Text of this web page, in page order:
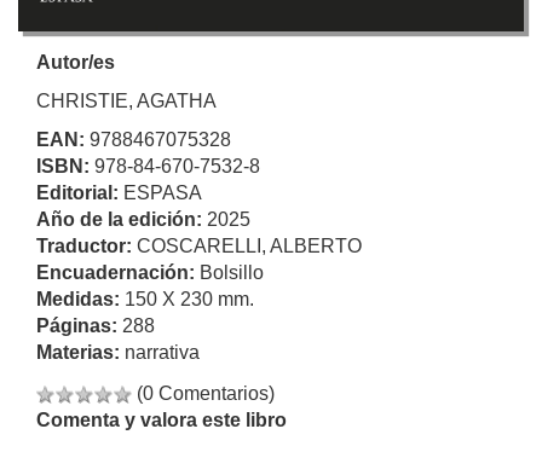
Autor/es
CHRISTIE, AGATHA
EAN: 9788467075328
ISBN: 978-84-670-7532-8
Editorial: ESPASA
Año de la edición: 2025
Traductor: COSCARELLI, ALBERTO
Encuadernación: Bolsillo
Medidas: 150 X 230 mm.
Páginas: 288
Materias: narrativa
(0 Comentarios)
Comenta y valora este libro